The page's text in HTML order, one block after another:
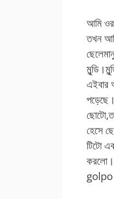
আমি ওর
তখন
এইবার
হেসে
টিটো
golpo